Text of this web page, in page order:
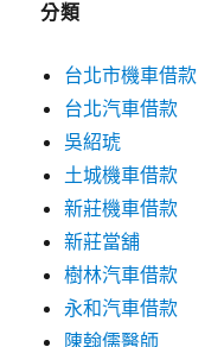
分類
台北市機車借款
台北汽車借款
吳紹琥
土城機車借款
新莊機車借款
新莊當舖
樹林汽車借款
永和汽車借款
陳翰儒醫師